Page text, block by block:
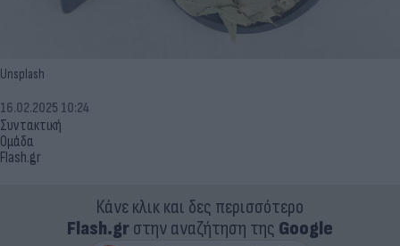
Unsplash
Συντακτική
Ομάδα
Flash.gr
16.02.2025 10:24
Κάνε κλικ και δες περισσότερο
Flash.grστην αναζήτηση της Google